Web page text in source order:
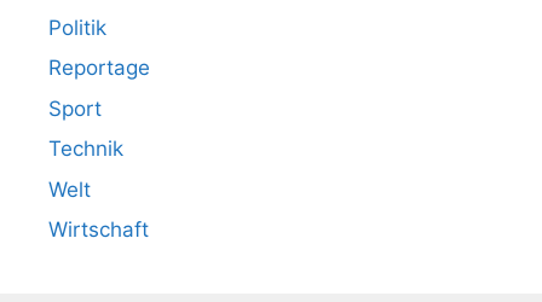
Politik
Reportage
Sport
Technik
Welt
Wirtschaft